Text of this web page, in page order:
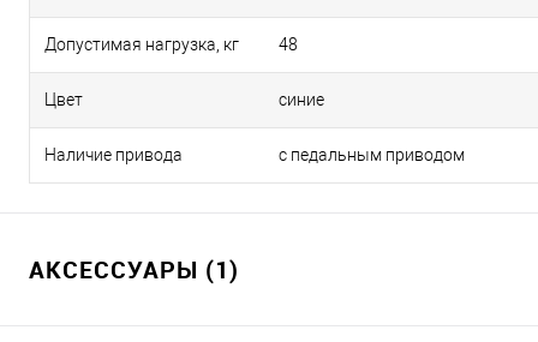
Допустимая нагрузка, кг 48
Цвет синие
Наличие привода с педальным приводом
АКСЕССУАРЫ (1)